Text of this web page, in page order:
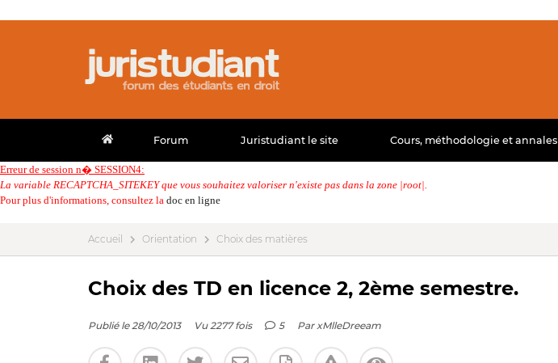
Forum Juristudiant le site Cours, méthodologie et annales
Erreur de session n� SESSION4:
La variable RECAPTCHA_SITEKEY que vous souhaitez valoriser n'existe pas dans la zone |root|.
Pour plus d'informations, consultez la doc en ligne
Accueil Orientation Choix des matières
Choix des TD en licence 2, 2ème semestre.
Publié le 28/10/2013 Vu 2277 fois 5 Par xMlleDreeam